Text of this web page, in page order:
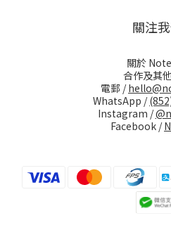
關注
關於
合作及其
電郵 /
WhatsApp /
Instagram /
Facebook /